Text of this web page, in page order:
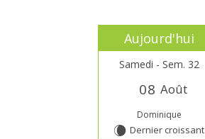
Aujourd'hui
Samedi - Sem. 32
08 Août
Dominique
W Dernier croissant